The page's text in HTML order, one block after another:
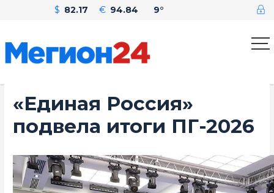
$ 82.17 € 94.84 9°
«Единая Россия»
подвела итоги ПГ-2026